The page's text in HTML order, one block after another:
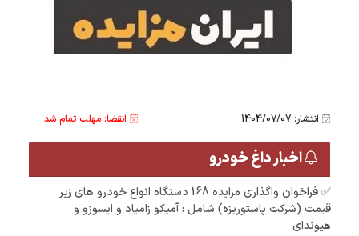
انتشار: 1404/07/07 انقضا: مهلت تمام شد
اخبار داغ خودرو
✅ فراخوان واگذاری مزایده 168 دستگاه انواع خودرو های زیر
قیمت (شرکت پاستوریزه) شامل : آمیکو زامیاد و ایسوزو و
هیوندای